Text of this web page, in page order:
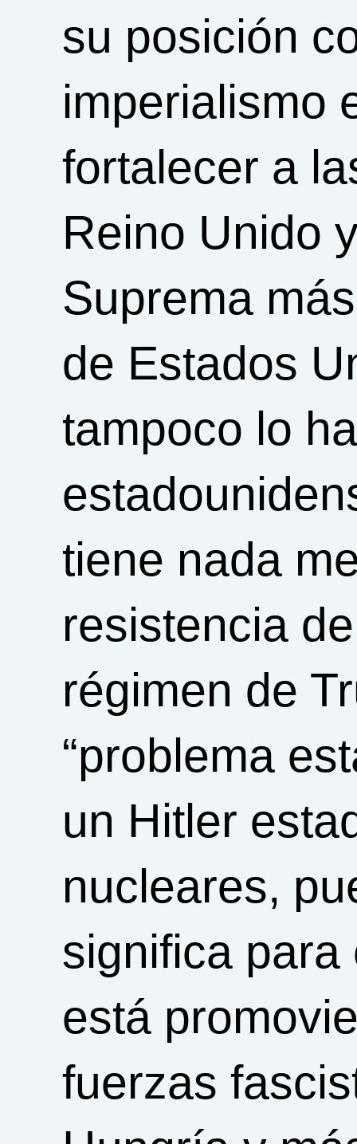
su posición
imperialismo
fortalecer a
Reino Unido
Suprema
de Estados
tampoco lo
tiene nada
resistencia
régimen de
“problema
un Hitler
nucleares,
significa para
está
fuerzas